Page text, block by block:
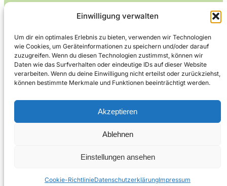
Einwilligung verwalten
Um dir ein optimales Erlebnis zu bieten, verwenden wir Technologien
wie Cookies, um Geräteinformationen zu speichern und/oder darauf
zuzugreifen. Wenn du diesen Technologien zustimmst, können wir
Daten wie das Surfverhalten oder eindeutige IDs auf dieser Website
verarbeiten. Wenn du deine Einwilligung nicht erteilst oder zurückziehst,
können bestimmte Merkmale und Funktionen beeinträchtigt werden.
Akzeptieren
Ablehnen
Einstellungen ansehen
Cookie-RichtlinieDatenschutzerklärungImpressum
Leckerlife
Lecker essen – gesund leben.
Kontakt
Copyright © 2026 Designed by